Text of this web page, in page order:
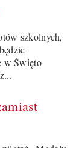
szkolnych,
w Święto